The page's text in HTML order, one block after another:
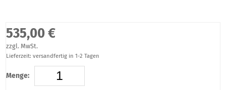
535,00 €
zzgl. MwSt.
Lieferzeit: versandfertig in 1-2 Tagen
Menge: